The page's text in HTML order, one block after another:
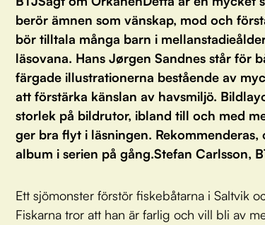
berör ämnen som vänskap, mod och
bör tilltala många barn i
läsovana. Hans Jørgen Sandnes står för
färgade illustrationerna bestående av
att förstärka känslan av havsmiljö.
storlek på bildrutor, ibland till och med
ger bra flyt i läsningen.
album i serien på gång.Stefan Carlsson,
Ett sjömonster förstör fiskebåtarna i Saltvik
Fiskarna tror att han är farlig och vill bli av